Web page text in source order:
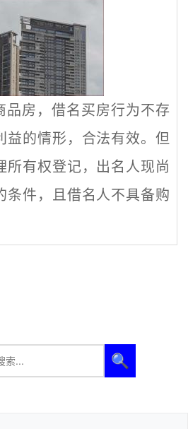
品房，借名买房行为不存
益的情形，合法有效。但
所有权登记，出名人现尚
条件，且借名人不具备购
🔍